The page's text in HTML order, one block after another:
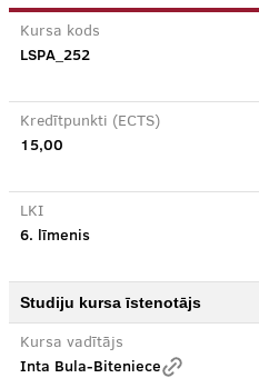
Kursa kods
LSPA_252
Kredītpunkti (ECTS)
15,00
LKI
6. līmenis
Studiju kursa īstenotājs
Kursa vadītājs
Inta Bula-Biteniece